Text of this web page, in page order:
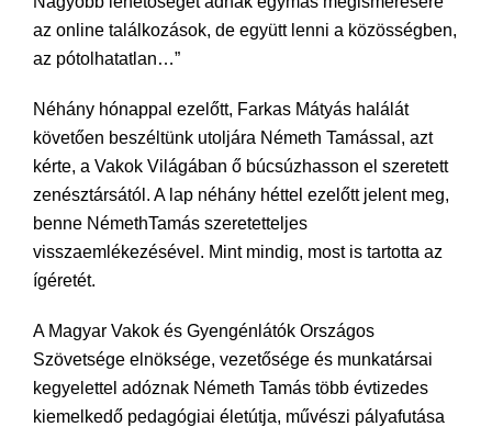
az online találkozások, de együtt lenni a közösségben,
az pótolhatatlan…”
Néhány hónappal ezelőtt, Farkas Mátyás halálát
követően beszéltünk utoljára Németh Tamással, azt
kérte, a Vakok Világában ő búcsúzhasson el szeretett
zenésztársától. A lap néhány héttel ezelőtt jelent meg,
benne NémethTamás szeretetteljes
visszaemlékezésével. Mint mindig, most is tartotta az
ígéretét.
A Magyar Vakok és Gyengénlátók Országos
Szövetsége elnöksége, vezetősége és munkatársai
kegyelettel adóznak Németh Tamás több évtizedes
kiemelkedő pedagógiai életútja, művészi pályafutása